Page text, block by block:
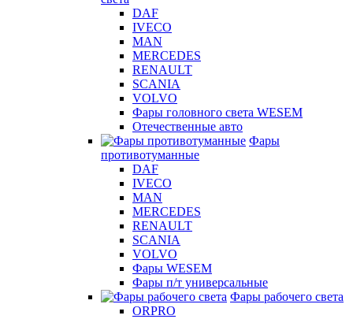
DAF
IVECO
MAN
MERCEDES
RENAULT
SCANIA
VOLVO
Фары головного света WESEM
Отечественные авто
Фары
противотуманные
DAF
IVECO
MAN
MERCEDES
RENAULT
SCANIA
VOLVO
Фары WESEM
Фары п/т универсальные
Фары рабочего света
ORPRO